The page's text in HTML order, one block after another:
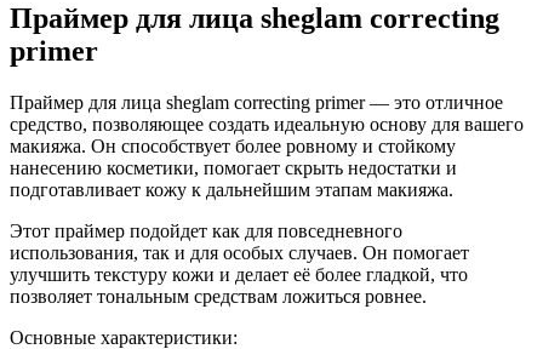
Праймер для лица sheglam correcting
primer
Праймер для лица sheglam correcting primer — это отличное
средство, позволяющее создать идеальную основу для вашего
макияжа. Он способствует более ровному и стойкому
нанесению косметики, помогает скрыть недостатки и
подготавливает кожу к дальнейшим этапам макияжа.
Этот праймер подойдет как для повседневного
использования, так и для особых случаев. Он помогает
улучшить текстуру кожи и делает её более гладкой, что
позволяет тональным средствам ложиться ровнее.
Основные характеристики: